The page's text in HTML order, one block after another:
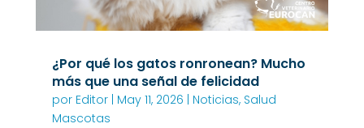
¿Por qué los gatos ronronean? Mucho
más que una señal de felicidad
por Editor| May 11, 2026 Noticias, Salud
Mascotas